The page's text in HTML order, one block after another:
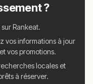
?
Rankeat.
vos informations à jour
vos promotions.
locales et
à réserver.